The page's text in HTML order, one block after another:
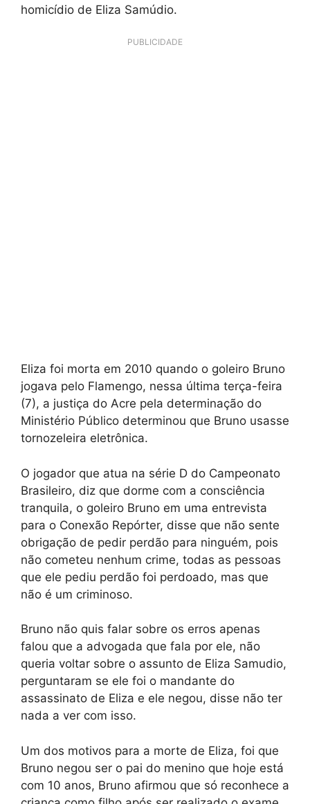
homicídio de Eliza Samúdio.
PUBLICIDADE
Eliza foi morta em 2010 quando o goleiro Bruno
jogava pelo Flamengo, nessa última terça-feira
(7), a justiça do Acre pela determinação do
Ministério Público determinou que Bruno usasse
tornozeleira eletrônica.
O jogador que atua na série D do Campeonato
Brasileiro, diz que dorme com a consciência
tranquila, o goleiro Bruno em uma entrevista
para o Conexão Repórter, disse que não sente
obrigação de pedir perdão para ninguém, pois
não cometeu nenhum crime, todas as pessoas
que ele pediu perdão foi perdoado, mas que
não é um criminoso.
Bruno não quis falar sobre os erros apenas
falou que a advogada que fala por ele, não
queria voltar sobre o assunto de Eliza Samudio,
perguntaram se ele foi o mandante do
assassinato de Eliza e ele negou, disse não ter
nada a ver com isso.
Um dos motivos para a morte de Eliza, foi que
Bruno negou ser o pai do menino que hoje está
com 10 anos, Bruno afirmou que só reconhece a